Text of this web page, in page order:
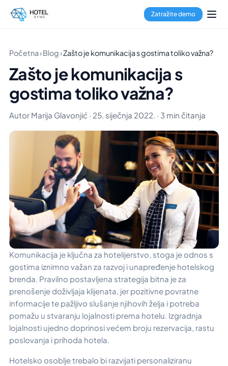
Zatražite demo
Početna›Blog›Zašto je komunikacija s gostima toliko važna?
Zašto je komunikacija s
gostima toliko važna?
Autor Marija Glavonjić · 25. siječnja 2022. · 3 min čitanja
Komunikacija je ključna za hotelijerstvo, stoga je odnos s
gostima iznimno važan za razvoj i unapređenje hotelskog
brenda. Pravilno postavljena strategija bitna je za
prenošenje doživljaja klijenata, jer pozitivne povratne
informacije te pažljivo slušanje njihovih želja i potreba
pomažu u stvaranju lojalnosti prema hotelu. Izgradnja
lojalnosti ujedno doprinosi većem broju rezervacija, rastu
poslovanja i prihoda hotela.
Hotelsko osoblje trebalo bi razvijati personaliziranu